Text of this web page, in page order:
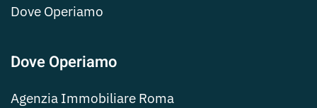
Dove Operiamo
Dove Operiamo
Agenzia Immobiliare Roma